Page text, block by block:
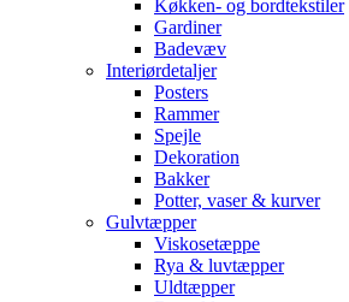
Køkken- og bordtekstiler
Gardiner
Badevæv
Interiørdetaljer
Posters
Rammer
Spejle
Dekoration
Bakker
Potter, vaser & kurver
Gulvtæpper
Viskosetæppe
Rya & luvtæpper
Uldtæpper